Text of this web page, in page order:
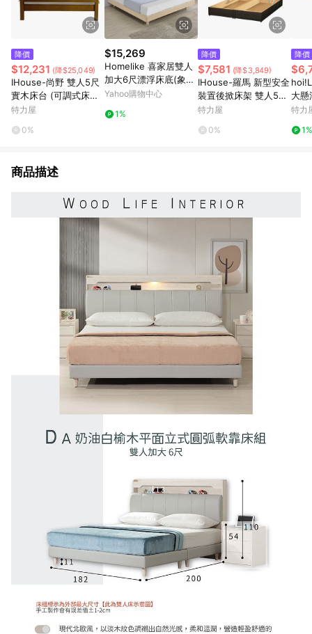
降價
$12,231 (降$25,049)
IHouse-尚野 雙人5尺
實木床台 (可調式床台/
床架/高腳床/雙人床/床
特力屋
0%
$15,269
Homelike 喜家居雙人
加大6尺漂浮床底(象牙
白)(2272)-152x194x
Yahoo購物中心
1%
降價
$7,581 (降$3,849)
IHouse-羅馬 新型安全
裝置後掀床架 雙人5尺
古橡
特力屋
0%
降價
大懸
特力
1%
商品描述